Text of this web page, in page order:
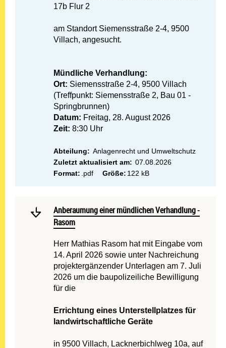
17b Flur 2
am Standort Siemensstraße 2-4, 9500
Villach, angesucht.
Mündliche Verhandlung:
Ort: Siemensstraße 2-4, 9500 Villach
(Treffpunkt: Siemensstraße 2, Bau 01 -
Springbrunnen)
Datum: Freitag, 28. August 2026
Zeit:8:30 Uhr
Abteilung: Anlagenrecht und Umweltschutz
Zuletzt aktualisiert am: 07.08.2026
Format: .pdf Größe: 122 kB
Mehr lesen:
Anberaumung einer mündlichen Verhandlung - Rasom
Anberaumung einer mündlichen Verhandlung -
Rasom
Herr Mathias Rasom hat mit Eingabe vom
14. April 2026 sowie unter Nachreichung
projektergänzender Unterlagen am 7. Juli
2026 um die baupolizeiliche Bewilligung
für die
Errichtung eines Unterstellplatzes für
landwirtschaftliche Geräte
in 9500 Villach, Lacknerbichlweg 10a, auf